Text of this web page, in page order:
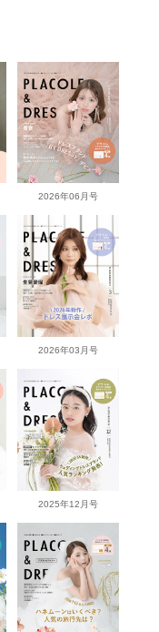
2026年06月号
2026年03月号
2025年12月号